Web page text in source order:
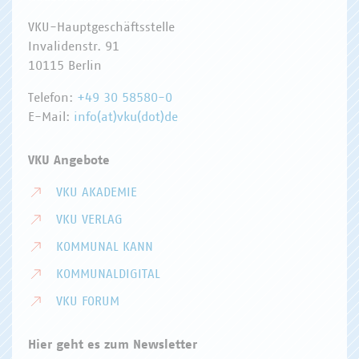
VKU-Hauptgeschäftsstelle
Invalidenstr. 91
10115 Berlin
Telefon: +49 30 58580-0
E-Mail: info(at)vku(dot)de
VKU Angebote
VKU AKADEMIE
VKU VERLAG
KOMMUNAL KANN
KOMMUNALDIGITAL
VKU FORUM
Hier geht es zum Newsletter